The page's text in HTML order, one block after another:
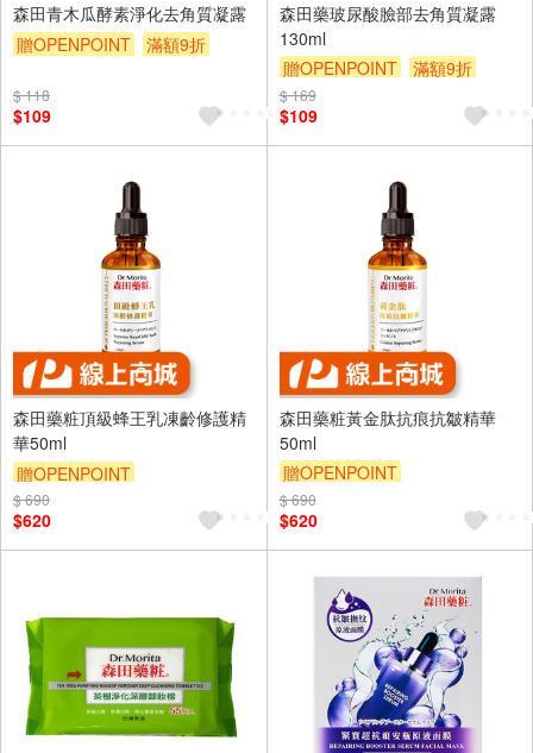
森田青木瓜酵素淨化去角質凝露
贈OPENPOINT
滿額9折
$ 118
$109
森田藥玻尿酸臉部去角質凝露
130ml
贈OPENPOINT
滿額9折
贈$200
$ 169
$109
森田藥粧頂級蜂王乳凍齡修護精
華50ml
贈OPENPOINT
$ 690
$620
森田藥粧黃金肽抗痕抗皺精華
50ml
贈OPENPOINT
$ 690
$620